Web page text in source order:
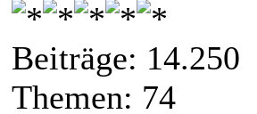
Beiträge: 14.250
Themen: 74